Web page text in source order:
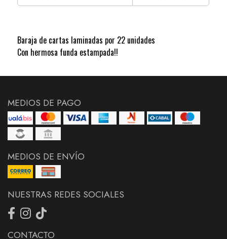
Baraja de cartas laminadas por 22 unidades
Con hermosa funda estampada!!
MEDIOS DE PAGO
MEDIOS DE ENVÍO
NUESTRAS REDES SOCIALES
CONTACTO